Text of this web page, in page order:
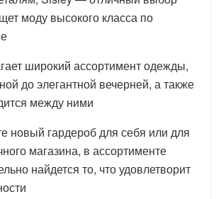
моду высокого класса по
широкий ассортимент одежды,
до элегантной вечерней, а также
между ними
новый гардероб для себя или для
магазина, в ассортименте
найдется то, что удовлетворит